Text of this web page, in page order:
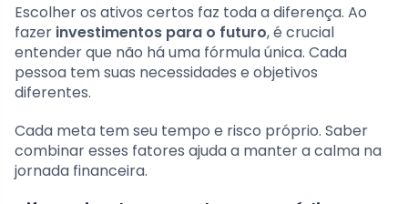
Escolher os ativos certos faz toda a diferença. Ao
fazer investimentos para o futuro, é crucial
entender que não há uma fórmula única. Cada
pessoa tem suas necessidades e objetivos
diferentes.
Cada meta tem seu tempo e risco próprio. Saber
combinar esses fatores ajuda a manter a calma na
jornada financeira.